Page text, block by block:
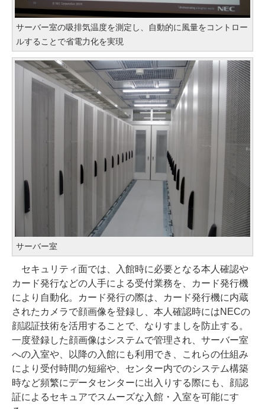
サーバー室の吸排気温度を測定し、自動的に風量をコントロー
ルすることで省電力化を実現
サーバー室
セキュリティ面では、入館時に必要となる本人確認や
カード発行などの人手による受付業務を、カード発行機
により自動化。カード発行の際は、カード発行機に内蔵
されたカメラで顔画像を登録し、本人確認時にはNECの
顔認証技術を活用することで、なりすましを防止する。
一度登録した顔画像はシステムで管理され、サーバー室
への入室や、以降の入館にも利用でき、これらの仕組み
により受付時間の短縮や、センター内でのシステム構築
時など頻繁にデータセンターに出入りする際にも、顔認
証によるセキュアでスムーズな入館・入室を可能にす